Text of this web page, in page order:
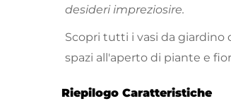
desideri impreziosire.
Scopri tutti i vasi da
spazi all'aperto di piante e
Riepilogo Caratteristiche